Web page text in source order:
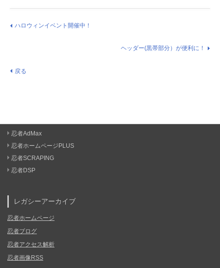
ハロウィンイベント開催中！
ヘッダー(黒帯部分）が便利に！
戻る
忍者AdMax
忍者ホームページPLUS
忍者SCRAPING
忍者DSP
レガシーアーカイブ
忍者ホームページ
忍者ブログ
忍者アクセス解析
忍者画像RSS